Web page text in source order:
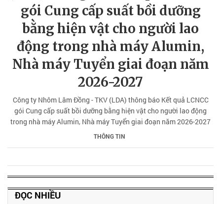
gói Cung cấp suất bồi dưỡng
bằng hiện vật cho người lao
động trong nhà máy Alumin,
Nhà máy Tuyển giai đoạn năm
2026-2027
Công ty Nhôm Lâm Đồng - TKV (LDA) thông báo Kết quả LCNCC
gói Cung cấp suất bồi dưỡng bằng hiện vật cho người lao động
trong nhà máy Alumin, Nhà máy Tuyển giai đoạn năm 2026-2027
THÔNG TIN
ĐỌC NHIỀU